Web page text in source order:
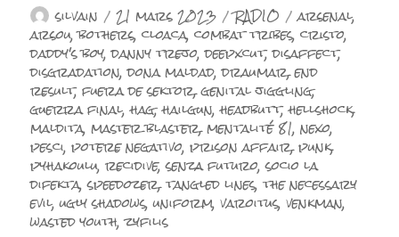
Auteur
silvain Publié
le
21 mars 2023 Catégories
RADIO Étiquettes
arsenal,
arsou,bothers,cloaca,combat tribes,cristo,
daddy's boy,danny trejo,deepxcut,disaffect,
disgradation,dona maldad,draumar,end
result,fuera de sektor,genital jiggling,
guerra final,hag,hailgun,headbutt,hellshock,
maldita,master blaster,mentalité 81,nexo,
pesci,potere negativo,prison affair,punk,
pyhakoulu,recidive,senza futuro,socio la
difekta,speedozer,tangled lines,the necessary
evil,ugly shadows,uniform,varoitus,venkman,
wasted youth,zyfilis